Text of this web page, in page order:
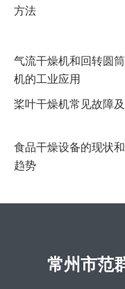
方法
气流干燥机和回转圆
机的工业应用
桨叶干燥机常见故障
食品干燥设备的现状
趋势
常州市范